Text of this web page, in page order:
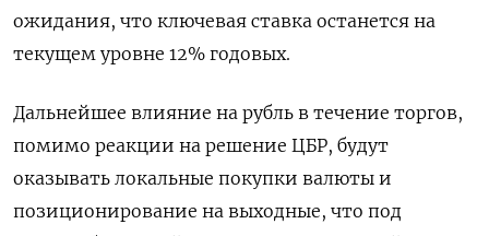
ожидания, что ключевая ставка останется на
текущем уровне 12% годовых.
Дальнейшее влияние на рубль в течение торгов,
помимо реакции на решение ЦБР, будут
оказывать локальные покупки валюты и
позиционирование на выходные, что под